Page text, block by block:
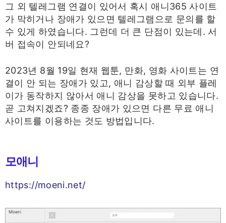
그 외 텔레그램 연결이 있어서 혹시 애니365 사이트
가 막히거나 장애가 있으면 텔레그램으로 문의를 할
수 있게 하였습니다. 그런데 더 큰 단점이 있는데. 서
버 접속이 안되네요?
2023년 8월 19일 현재 웹툰, 만화, 영화 사이트는 연
결이 안 되는 장애가 있고, 애니 감상할 때 외부 플레
이가 동작하지 않아서 애니 감상을 못하고 있습니다.
곧 고쳐지겠죠? 종종 장애가 있으면 다른 무료 애니
사이트를 이용하는 것도 방법입니다.
모애니
https://moeni.net/